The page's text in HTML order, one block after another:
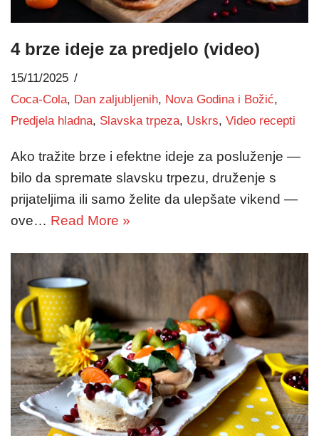
4 brze ideje za predjelo (video)
15/11/2025
Coca-Cola, Dan zaljubljenih, Nova Godina i Božić,
Predjela hladna, Slavska trpeza, Uskrs, Video recepti
Ako tražite brze i efektne ideje za posluženje —
bilo da spremate slavsku trpezu, druženje s
prijateljima ili samo želite da ulepšate vikend —
ove… Read More »